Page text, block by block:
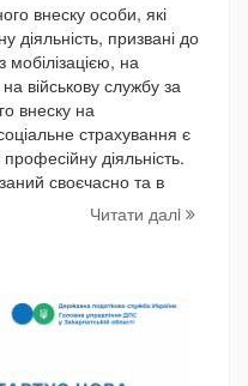
внеску особи, які
діяльність, призвані до
мобілізацією, на
військову службу за
внеску на
страхування є
діяльність.
своєчасно та в
Читати далi